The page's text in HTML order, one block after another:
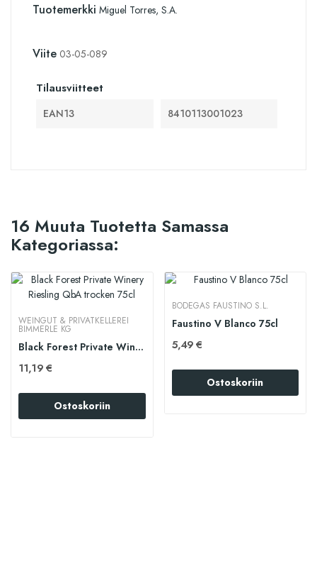
Tuotemerkki Miguel Torres, S.A.
Viite 03-05-089
Tilausviitteet
EAN13 8410113001023
16 Muuta Tuotetta Samassa
Kategoriassa:
WEINGUT & PRIVATKELLEREI
BIMMERLE KG
Black Forest Private Winery Riesling QbA...
11,19 €
Ostoskoriin
BODEGAS FAUSTINO S.L.
Faustino V Blanco 75cl
5,49 €
Ostoskoriin